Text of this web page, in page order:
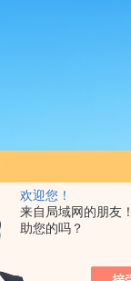
欢迎您！
来自局域网的朋友
助您的吗？